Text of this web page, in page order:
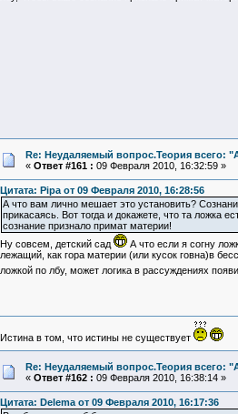
Re: Неудаляемый вопрос.Теория всего:
« Ответ #161 : 09 Февраля 2010, 16:32:59 »
Цитата: Pipa от 09 Февраля 2010, 16:28:56
А что вам лично мешает это установить?
прикасаясь. Вот тогда и докажете, что та ложка
сознание признало примат материи!
Ну совсем, детский сад
А что если я согну
лежащий, как гора материи (или кусок говна)в
ложкой по лбу, может логика в рассуждениях
Истина в том, что истины не существует
Re: Неудаляемый вопрос.Теория всего:
« Ответ #162 : 09 Февраля 2010, 16:38:14 »
Цитата: Delema от 09 Февраля 2010, 16:17:36